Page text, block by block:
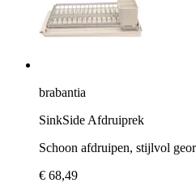
brabantia
SinkSide Afdruiprek
Schoon afdruipen, stijlvol
€ 68,49